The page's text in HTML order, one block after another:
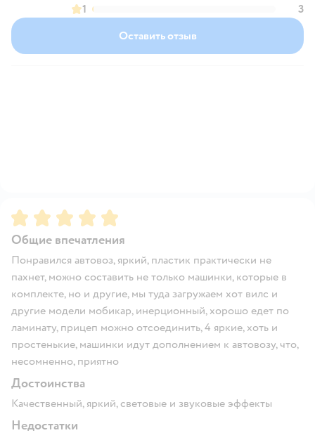
1
3
Оставить отзыв
Рейтинг:5
Общие впечатления
Понравился автовоз, яркий, пластик практически не
пахнет, можно составить не только машинки, которые в
комплекте, но и другие, мы туда загружаем хот вилс и
другие модели мобикар, инерционный, хорошо едет по
ламинату, прицеп можно отсоединить, 4 яркие, хоть и
простенькие, машинки идут дополнением к автовозу, что,
несомненно, приятно
Достоинства
Качественный, яркий, световые и звуковые эффекты
Недостатки